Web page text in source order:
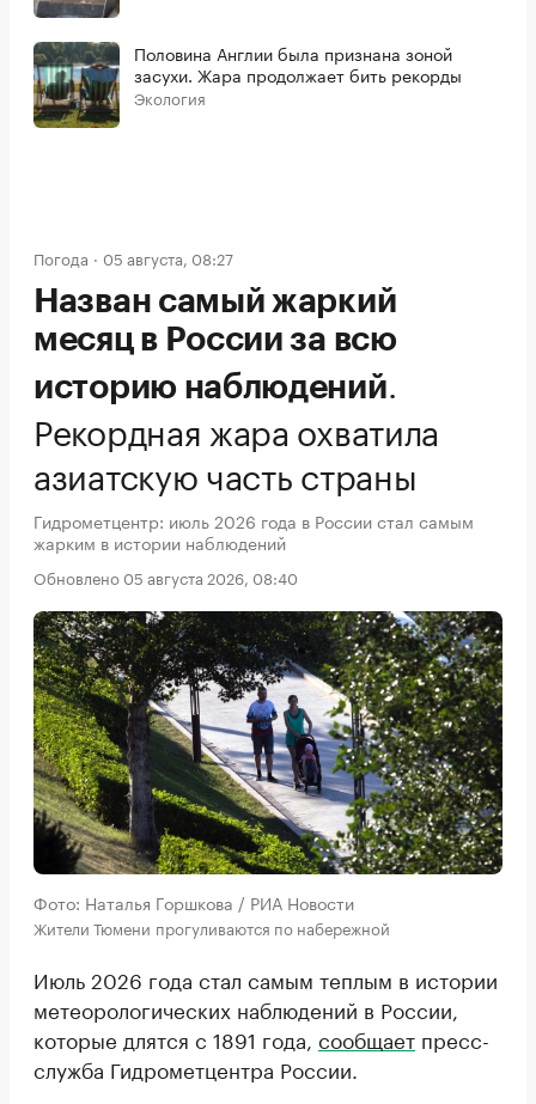
Половина Англии была признана зоной
засухи. Жара продолжает бить рекорды
Экология
Погода 05 августа, 08:27
Назван самый жаркий
месяц в России за всю
историю наблюдений
Рекордная жара охватила
азиатскую часть страны
Гидрометцентр: июль 2026 года в России стал самым
жарким в истории наблюдений
Обновлено 05 августа 2026, 08:40
Фото: Наталья Горшкова / РИА Новости
Жители Тюмени прогуливаются по набережной
Июль 2026 года стал самым теплым в истории
метеорологических наблюдений в России,
которые длятся с 1891 года, сообщает пресс-
служба Гидрометцентра России.